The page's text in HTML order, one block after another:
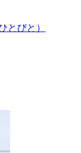
とびと）